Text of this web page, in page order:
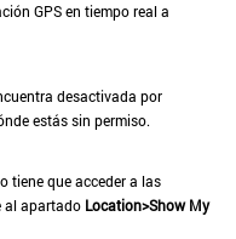
GPS en tiempo real a
desactivada por
estás sin permiso.
tiene que acceder a las
al apartado Location>Show My